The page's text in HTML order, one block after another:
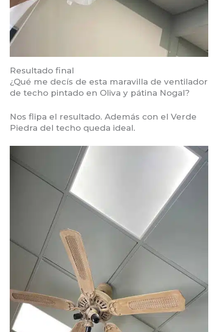
Resultado final
¿Qué me decís de esta maravilla de ventilador
de techo pintado en Oliva y pátina Nogal?
Nos flipa el resultado. Además con el Verde
Piedra del techo queda ideal.